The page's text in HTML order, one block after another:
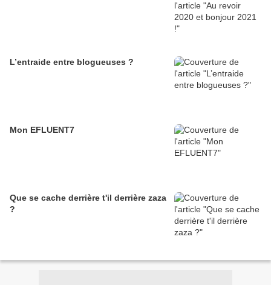
L’entraide entre blogueuses ?
Mon EFLUENT7
Que se cache derrière t'il derrière zaza
?